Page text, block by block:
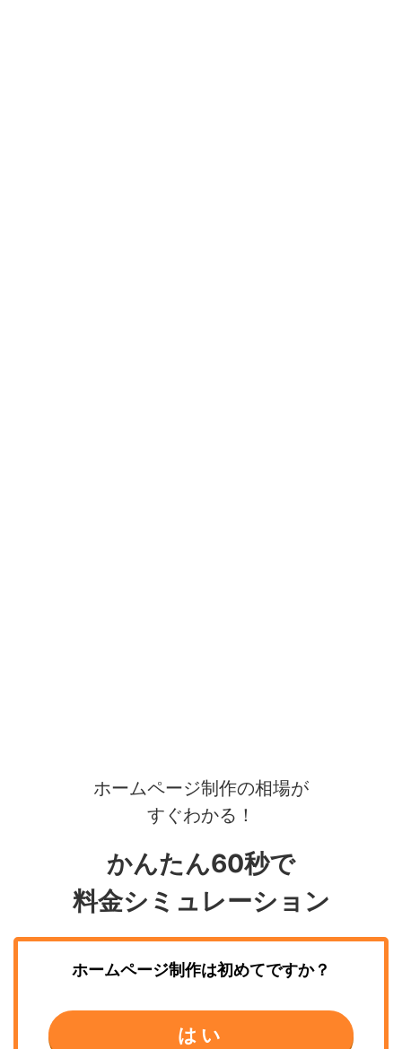
ホームページ制作の相場が
すぐわかる！
かんたん60秒で
料金シミュレーション
ホームページ制作は初めてですか？
はい